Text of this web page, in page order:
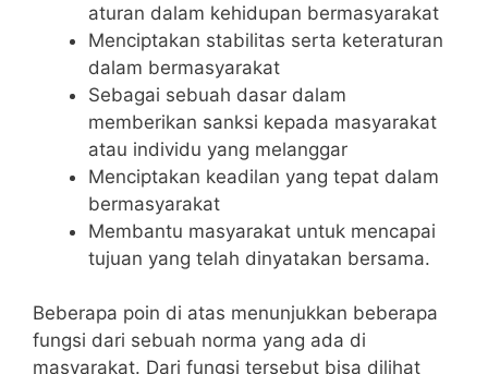
aturan dalam kehidupan bermasyarakat
Menciptakan stabilitas serta keteraturan
dalam bermasyarakat
Sebagai sebuah dasar dalam
memberikan sanksi kepada masyarakat
atau individu yang melanggar
Menciptakan keadilan yang tepat dalam
bermasyarakat
Membantu masyarakat untuk mencapai
tujuan yang telah dinyatakan bersama.
Beberapa poin di atas menunjukkan beberapa
fungsi dari sebuah norma yang ada di
masyarakat. Dari fungsi tersebut bisa dilihat